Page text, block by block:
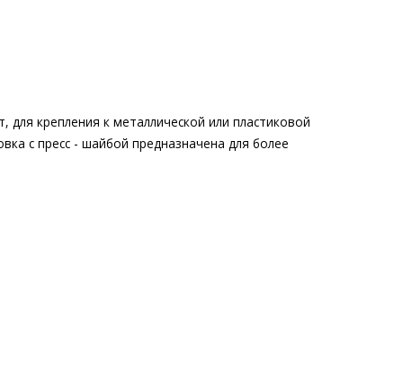
крепления к металлической или пластиковой
с пресс - шайбой предназначена для более